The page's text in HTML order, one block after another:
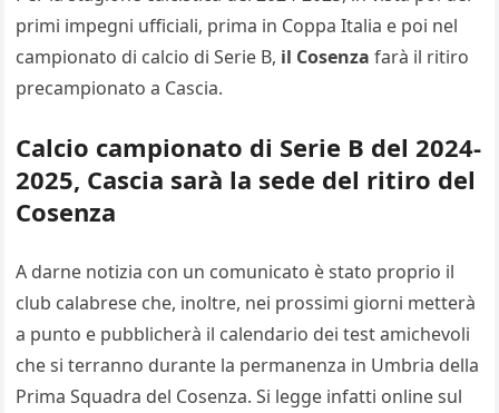
primi impegni ufficiali, prima in Coppa Italia e poi nel
campionato di calcio di Serie B, il Cosenza farà il ritiro
precampionato a Cascia.
Calcio campionato di Serie B del 2024-
2025, Cascia sarà la sede del ritiro del
Cosenza
A darne notizia con un comunicato è stato proprio il
club calabrese che, inoltre, nei prossimi giorni metterà
a punto e pubblicherà il calendario dei test amichevoli
che si terranno durante la permanenza in Umbria della
Prima Squadra del Cosenza. Si legge infatti online sul